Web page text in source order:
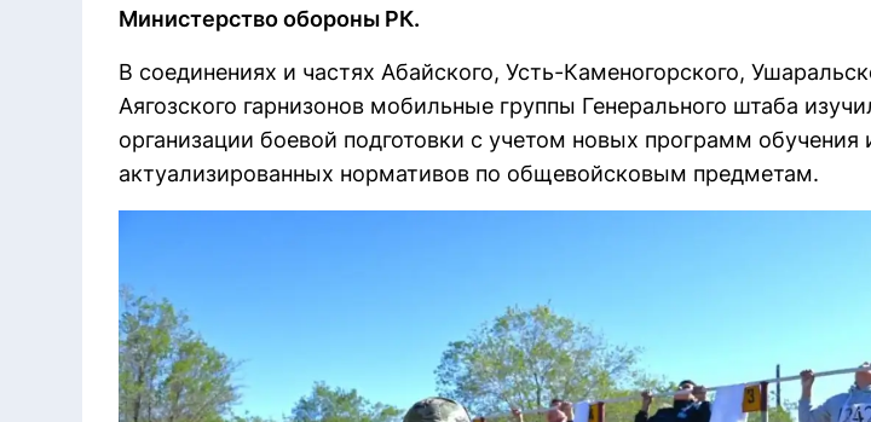
Министерство обороны РК.
В соединениях и частях Абайского, Усть-Каменогорского,
Аягозского гарнизонов мобильные группы Генерального штаба
организации боевой подготовки с учетом новых программ обучения
актуализированных нормативов по общевойсковым предметам.